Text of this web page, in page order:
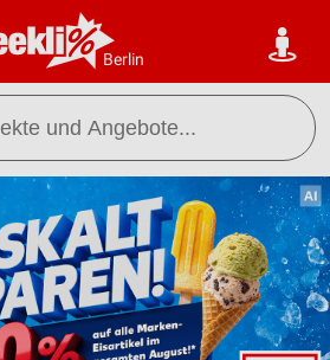
Berlin